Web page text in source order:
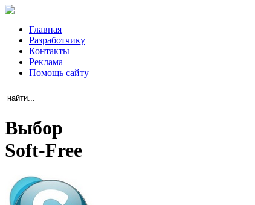
Главная
Разработчику
Контакты
Реклама
Помощь сайту
Выбор
Soft-Free